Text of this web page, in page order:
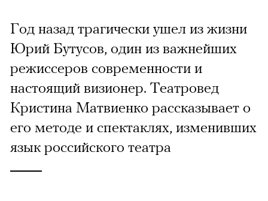
Год назад трагически ушел из жизни
Юрий Бутусов, один из важнейших
режиссеров современности и
настоящий визионер. Театровед
Кристина Матвиенко рассказывает о
его методе и спектаклях, изменивших
язык российского театра